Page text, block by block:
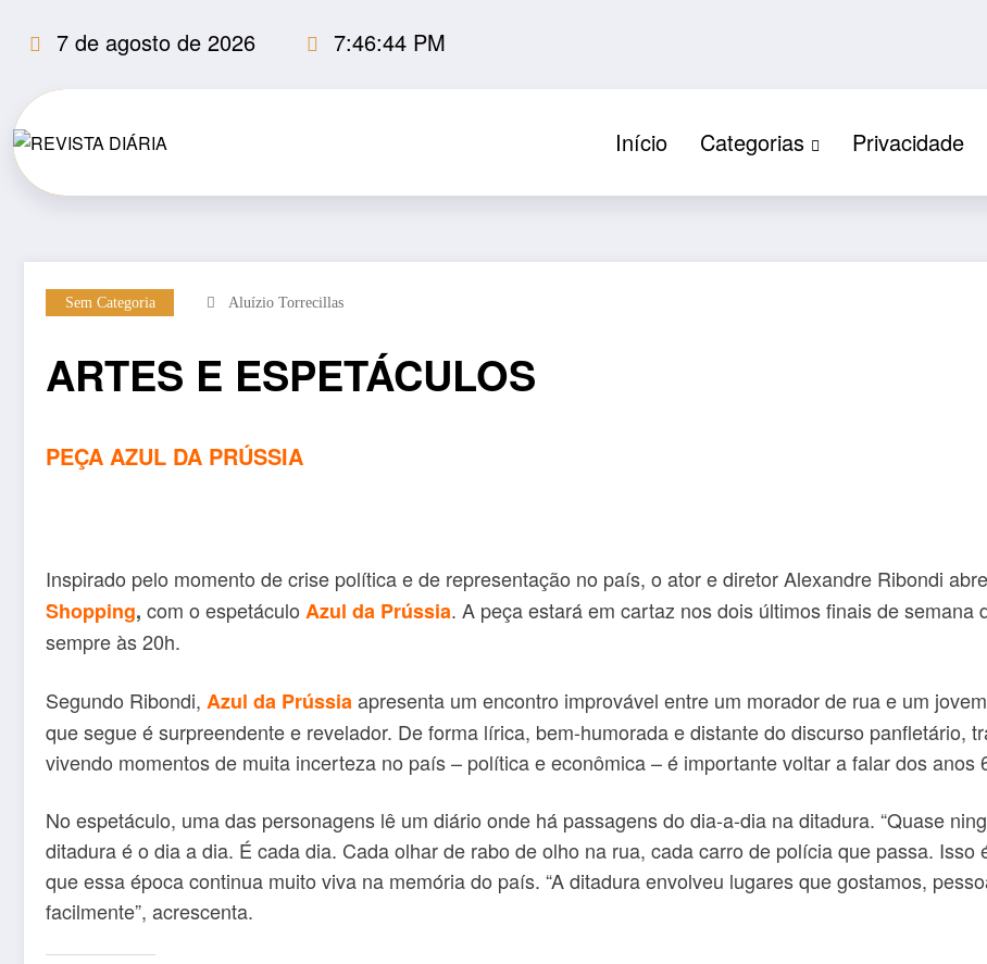
para
conteúdo
7 de agosto de 2026 7:46:44 PM
Início Categorias Privacidade
Sem Categoria Aluízio Torrecillas
ARTES E ESPETÁCULOS
PEÇA AZUL DA PRÚSSIA
Inspirado pelo momento de crise política e de representação no país, o ator e diretor Alexandre Ribondi
Shopping, com o espetáculo Azul da Prússia. A peça estará em cartaz nos dois últimos finais de
sempre às 20h.
Segundo Ribondi, Azul da Prússiaapresenta um encontro improvável entre um morador de rua e um
que segue é surpreendente e revelador. De forma lírica, bem-humorada e distante do discurso panfletário,
vivendo momentos de muita incerteza no país – política e econômica – é importante voltar a falar dos anos
No espetáculo, uma das personagens lê um diário onde há passagens do dia-a-dia na ditadura. “Quase
ditadura é o dia a dia. É cada dia. Cada olhar de rabo de olho na rua, cada carro de polícia que passa.
que essa época continua muito viva na memória do país. “A ditadura envolveu lugares que gostamos,
facilmente”, acrescenta.